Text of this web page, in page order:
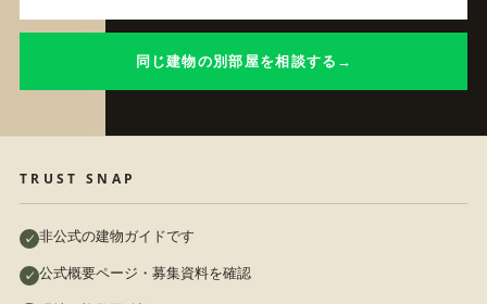
同じ建物の別部屋を相談する
TRUST SNAP
非公式の建物ガイドです
公式概要ページ・募集資料を確認